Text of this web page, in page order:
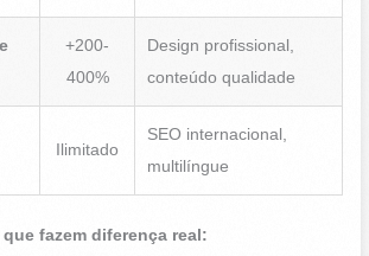
+200-
400%
Design profissional,
conteúdo qualidade
Ilimitado
SEO internacional,
multilíngue
fazem diferença real: